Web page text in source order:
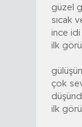
güzel
sıcak
ince
ilk
çok
ilk